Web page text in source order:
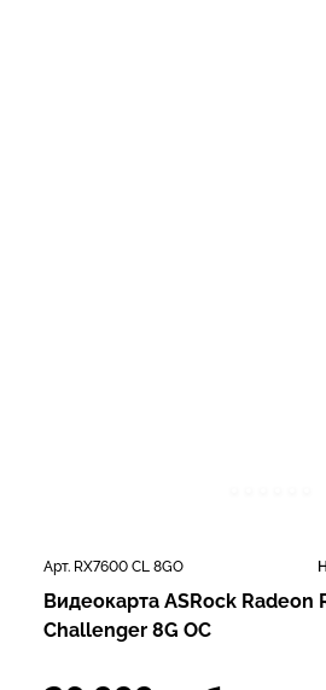
Арт. RX7600 CL 8GO
Видеокарта ASRock Radeon
Challenger 8G OC